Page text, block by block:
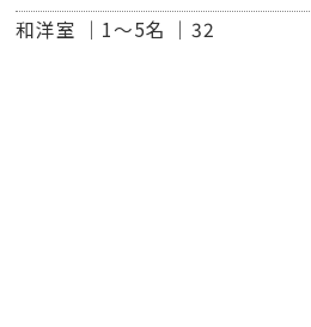
和洋室 1～5名 32